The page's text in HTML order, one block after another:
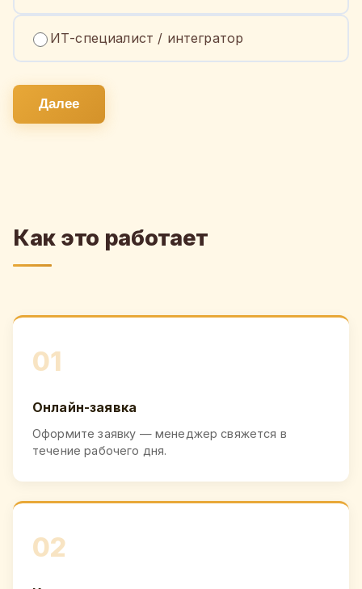
ИТ-специалист / интегратор
Далее
Как это работает
01
Онлайн-заявка
Оформите заявку — менеджер свяжется в
течение рабочего дня.
02